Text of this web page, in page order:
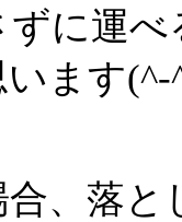
に運
ます(^-
、落